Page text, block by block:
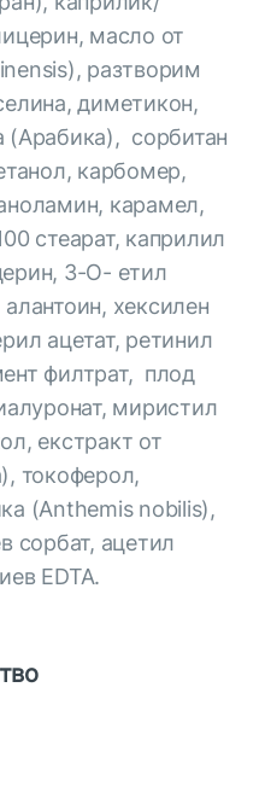
масло от
разтворим
диметикон,
(Арабика), сорбитан
карбомер,
карамел,
стеарат, каприлил
3-О- етил
хексилен
ацетат, ретинил
филтрат, плод
миристил
екстракт от
токоферол,
(Anthemis nobilis),
сорбат, ацетил
EDTA.